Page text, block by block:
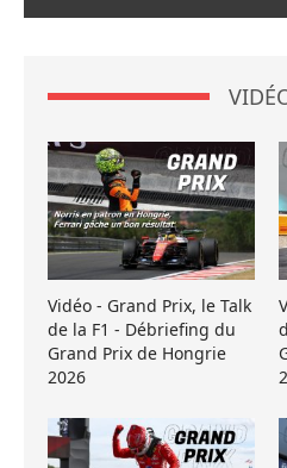
Vidéo - Grand Prix, le Talk
de la F1 - Débriefing du
Grand Prix de Hongrie
2026